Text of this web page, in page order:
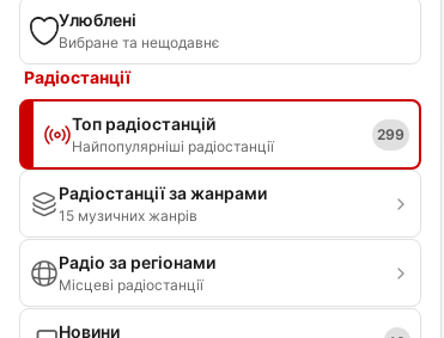
Улюблені
Вибране та нещодавнє
Радіостанції
Топ радіостанцій
Найпопулярніші радіостанції
299
Радіостанції за жанрами
15 музичних жанрів
Радіо за регіонами
Місцеві радіостанції
Новини